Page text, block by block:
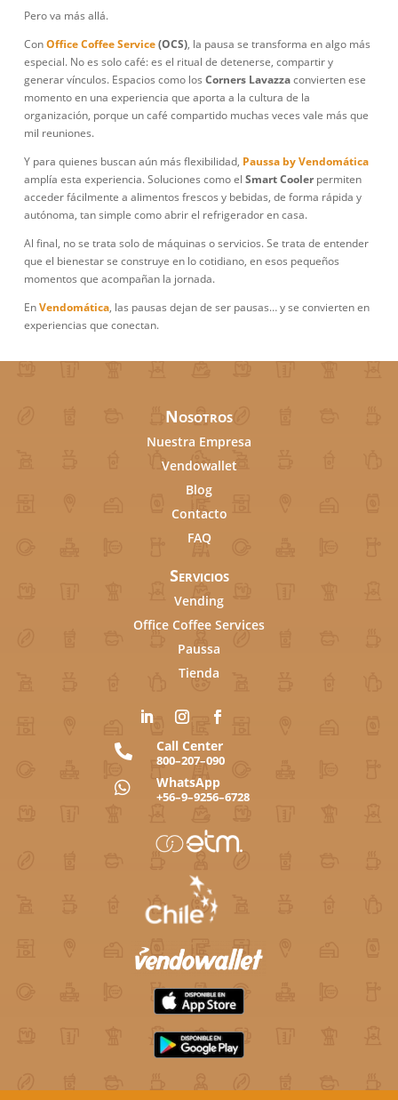
Pero va más allá.
ConOffice Coffee Service(OCS), la pausa se transforma en algo más
especial. No es solo café: es el ritual de detenerse, compartir y
generar vínculos. Espacios como los Corners Lavazzaconvierten ese
momento en una experiencia que aporta a la cultura de la
organización, porque un café compartido muchas veces vale más que
mil reuniones.
Y para quienes buscan aún más flexibilidad, Paussa by Vendomática
amplía esta experiencia. Soluciones como el Smart Coolerpermiten
acceder fácilmente a alimentos frescos y bebidas, de forma rápida y
autónoma, tan simple como abrir el refrigerador en casa.
Al final, no se trata solo de máquinas o servicios. Se trata de entender
que el bienestar se construye en lo cotidiano, en esos pequeños
momentos que acompañan la jornada.
EnVendomática, las pausas dejan de ser pausas… y se convierten en
experiencias que conectan.
Nosotros
Nuestra Empresa
Vendowallet
Blog
Contacto
FAQ
Servicios
Vending
Office Coffee Services
Paussa
Tienda
 Call Center
800–207–090
 WhatsApp
+56–9–9256–6728